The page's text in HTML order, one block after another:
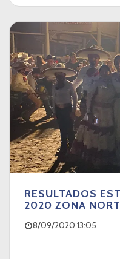
RESULTADOS
2020 ZONA
8/09/2020 13:05